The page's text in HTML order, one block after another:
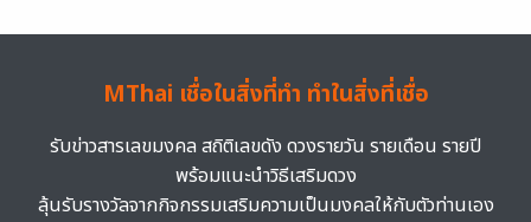
MThai เชื่อในสิ่งที่ทำ ทำในสิ่งที่เชื่อ
รับข่าวสารเลขมงคล สถิติเลขดัง ดวงรายวัน รายเดือน รายปี
พร้อมแนะนำวิธีเสริมดวง
ลุ้นรับรางวัลจากกิจกรรมเสริมความเป็นมงคลให้กับตัวท่านเอง